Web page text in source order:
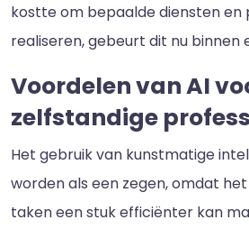
kostte om bepaalde diensten
realiseren, gebeurt dit nu binnen
Voordelen van AI
zelfstandige
Het gebruik van kunstmatige
worden als een zegen, omdat
taken een stuk efficiënter kan